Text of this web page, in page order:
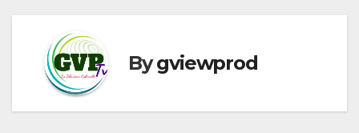
Bygviewprod